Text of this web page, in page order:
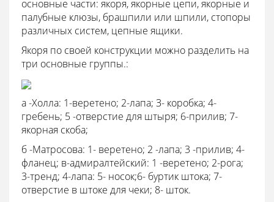
основные части: якоря, якорные цепи, якорные и
палубные клюзы, брашпили или шпили, стопоры
различных систем, цепные ящики.
Якоря по своей конструкции можно разделить на
три основные группы.:
а -Холла: 1-веретено; 2-лапа; З- коробка; 4-
гребень; 5 -отверстие для штыря; 6-прилив; 7-
якорная скоба;
б -Матросова: 1- веретено; 2 -лапа; 3 -прилив; 4-
фланец; в-адмиралтейский: 1 -веретено; 2-рога;
3-тренд; 4-лапа: 5- носок;6- буртик штока; 7-
отверстие в штоке для чеки; 8- шток.